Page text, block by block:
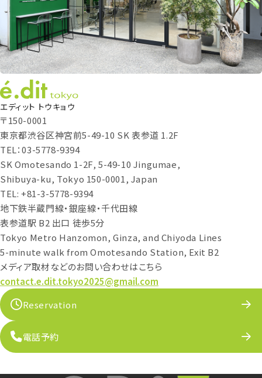
エディット トウキョウ
〒150-0001
東京都渋谷区神宮前5-49-10 SK 表参道 1.2F
TEL：03-5778-9394
SK Omotesando 1-2F, 5-49-10 Jingumae,
Shibuya-ku, Tokyo 150-0001, Japan
TEL: +81-3-5778-9394
地下鉄半蔵門線・銀座線・千代田線
表参道駅 B2 出口 徒歩5分
Tokyo Metro Hanzomon, Ginza, and Chiyoda Lines
5-minute walk from Omotesando Station, Exit B2
メディア取材などのお問い合わせはこちら
contact.e.dit.tokyo2025@gmail.com
Reservation
電話予約